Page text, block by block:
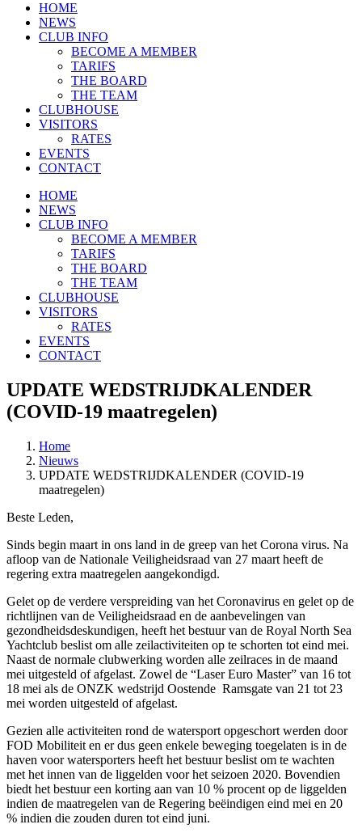
HOME
NEWS
CLUB INFO
BECOME A MEMBER
TARIFS
THE BOARD
THE TEAM
CLUBHOUSE
VISITORS
RATES
EVENTS
CONTACT
HOME
NEWS
CLUB INFO
BECOME A MEMBER
TARIFS
THE BOARD
THE TEAM
CLUBHOUSE
VISITORS
RATES
EVENTS
CONTACT
UPDATE WEDSTRIJDKALENDER
(COVID-19 maatregelen)
Home
Nieuws
UPDATE WEDSTRIJDKALENDER (COVID-19
maatregelen)
Beste Leden,
Sinds begin maart in ons land in de greep van het Corona virus. Na
afloop van de Nationale Veiligheidsraad van 27 maart heeft de
regering extra maatregelen aangekondigd.
Gelet op de verdere verspreiding van het Coronavirus en gelet op de
richtlijnen van de Veiligheidsraad en de aanbevelingen van
gezondheidsdeskundigen, heeft het bestuur van de Royal North Sea
Yachtclub beslist om alle zeilactiviteiten op te schorten tot eind mei.
Naast de normale clubwerking worden alle zeilraces in de maand
mei uitgesteld of afgelast. Zowel de “Laser Euro Master” van 16 tot
18 mei als de ONZK wedstrijd Oostende Ramsgate van 21 tot 23
mei worden uitgesteld of afgelast.
Gezien alle activiteiten rond de watersport opgeschort werden door
FOD Mobiliteit en er dus geen enkele beweging toegelaten is in de
haven voor watersporters heeft het bestuur beslist om te wachten
met het innen van de liggelden voor het seizoen 2020. Bovendien
biedt het bestuur een korting aan van 10 % procent op de liggelden
indien de maatregelen van de Regering beëindigen eind mei en 20
% indien die zouden duren tot eind juni.